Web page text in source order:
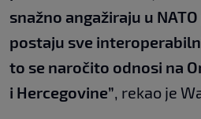
snažno angažiraju u
postaju sve
to se naročito odnosi na
i Hercegovine” , rekao je